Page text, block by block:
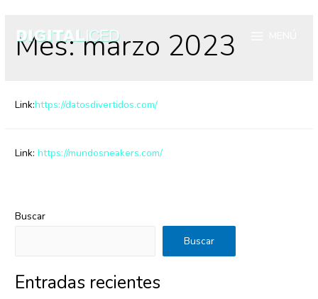
Mes:marzo 2023
Link:https://datosdivertidos.com/
Link:https://mundosneakers.com/
Buscar
Buscar
Entradas recientes